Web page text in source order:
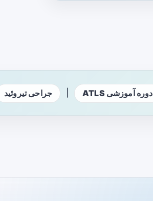
دوره آموزشی ATLS جراحی تیروئید